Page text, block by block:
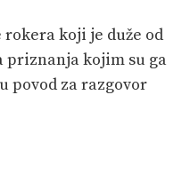
koji je duže od
priznanja kojim su ga
povod za razgovor